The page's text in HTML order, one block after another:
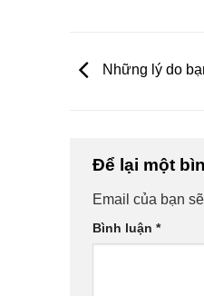
Những lý do
Để lại một
Email của bạn
Bình luận *